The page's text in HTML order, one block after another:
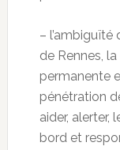
– l’ambiguïté
de Rennes,
permanente
pénétration
aider,
bord et